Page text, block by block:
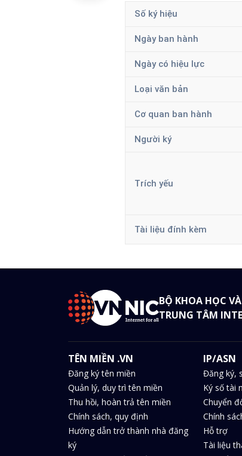
Số ký hiệu
Ngày ban hành
Ngày có hiệu lực
Loại văn bản
Cơ quan ban hành
Người ký
Trích yếu
Tài liệu đính kèm
BỘ KHOA HỌC
TRUNG TÂM
TÊN MIỀN .VN
Đăng ký tên miền
Quản lý, duy trì tên miền
Thu hồi, hoàn trả tên miền
Chính sách, quy định
Hướng dẫn trở thành nhà đăng
ký
IP/ASN
Đăng ký,
Ký số tài
Chuyển
Chính
Hỗ trợ
Tài liệu